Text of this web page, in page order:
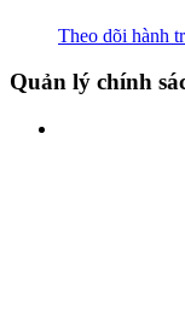
Theo dõi hành
Quản lý chính